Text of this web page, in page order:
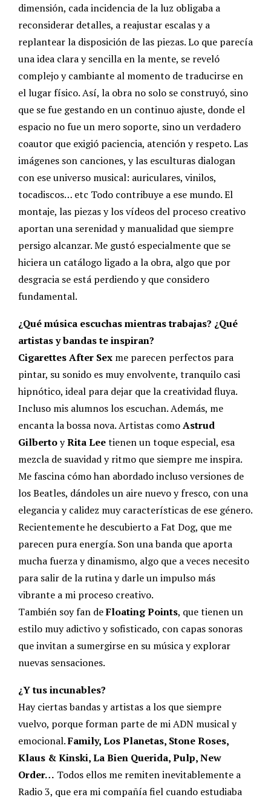
dimensión, cada incidencia de la luz obligaba a
reconsiderar detalles, a reajustar escalas y a
replantear la disposición de las piezas. Lo que parecía
una idea clara y sencilla en la mente, se reveló
complejo y cambiante al momento de traducirse en
el lugar físico. Así, la obra no solo se construyó, sino
que se fue gestando en un continuo ajuste, donde el
espacio no fue un mero soporte, sino un verdadero
coautor que exigió paciencia, atención y respeto. Las
imágenes son canciones, y las esculturas dialogan
con ese universo musical: auriculares, vinilos,
tocadiscos… etc Todo contribuye a ese mundo. El
montaje, las piezas y los vídeos del proceso creativo
aportan una serenidad y manualidad que siempre
persigo alcanzar. Me gustó especialmente que se
hiciera un catálogo ligado a la obra, algo que por
desgracia se está perdiendo y que considero
fundamental.
¿Qué música escuchas mientras trabajas? ¿Qué
artistas y bandas te inspiran?
Cigarettes After Sex me parecen perfectos para
pintar, su sonido es muy envolvente, tranquilo casi
hipnótico, ideal para dejar que la creatividad fluya.
Incluso mis alumnos los escuchan. Además, me
encanta la bossa nova. Artistas comoAstrud
GilbertoyRita Leetienen un toque especial, esa
mezcla de suavidad y ritmo que siempre me inspira.
Me fascina cómo han abordado incluso versiones de
los Beatles, dándoles un aire nuevo y fresco, con una
elegancia y calidez muy características de ese género.
Recientemente he descubierto a Fat Dog, que me
parecen pura energía. Son una banda que aporta
mucha fuerza y dinamismo, algo que a veces necesito
para salir de la rutina y darle un impulso más
vibrante a mi proceso creativo.
También soy fan deFloating Points, que tienen un
estilo muy adictivo y sofisticado, con capas sonoras
que invitan a sumergirse en su música y explorar
nuevas sensaciones.
¿Y tus incunables?
Hay ciertas bandas y artistas a los que siempre
vuelvo, porque forman parte de mi ADN musical y
emocional.Family, Los Planetas, Stone Roses,
Klaus & Kinski, La Bien Querida, Pulp, New
Order… Todos ellos me remiten inevitablemente a
Radio 3, que era mi compañía fiel cuando estudiaba